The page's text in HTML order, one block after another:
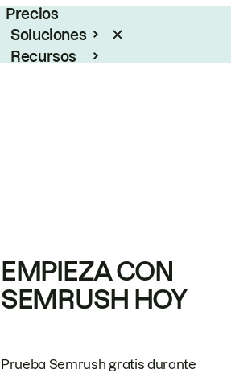
Precios
Soluciones
Recursos
EMPIEZA CON
SEMRUSH HOY
Prueba Semrush gratis durante